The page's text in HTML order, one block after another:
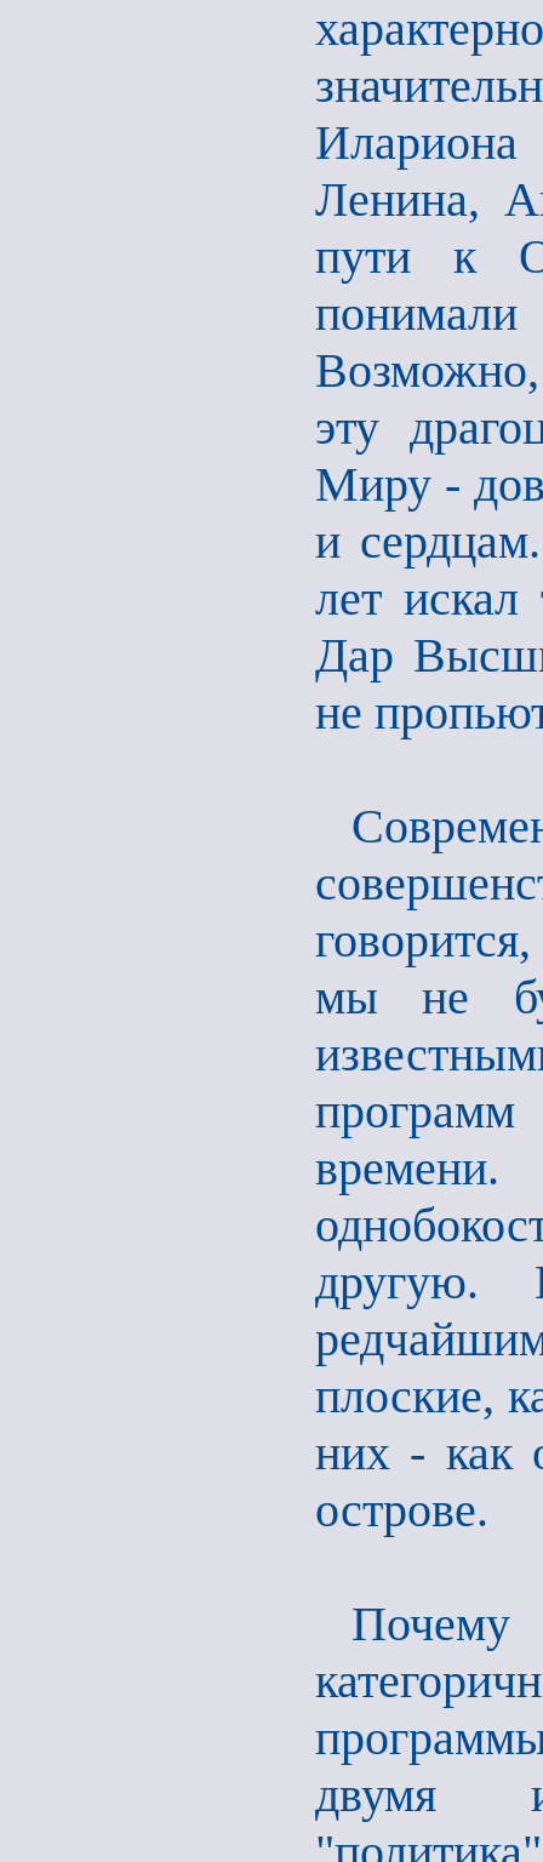
Ленина,
пути к
эту
Миру -
и
лет
Дар
не
мы не
другую.
плоские,
них - как
острове.
Почему
двумя